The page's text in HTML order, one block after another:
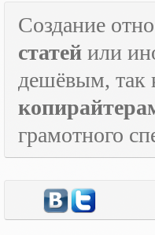
Создание
статей или
дешёвым, так
грамотного